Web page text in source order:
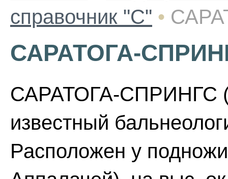
справочник "С" •
САРАТОГА-
САРАТОГА-СПРИНГС
известный
Расположен у